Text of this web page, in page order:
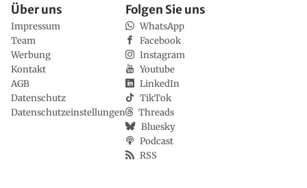
Über uns
Impressum
Team
Werbung
Kontakt
AGB
Datenschutz
Datenschutzeinstellungen
Folgen Sie uns
WhatsApp
Facebook
Instagram
Youtube
LinkedIn
TikTok
Threads
Bluesky
Podcast
RSS